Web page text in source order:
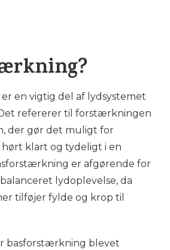
en vigtig del af lydsystemet
refererer til forstærkningen
der gør det muligt for
hørt klart og tydeligt i en
er afgørende for
lydoplevelse, da
tilføjer fylde og krop til
basforstærkning blevet